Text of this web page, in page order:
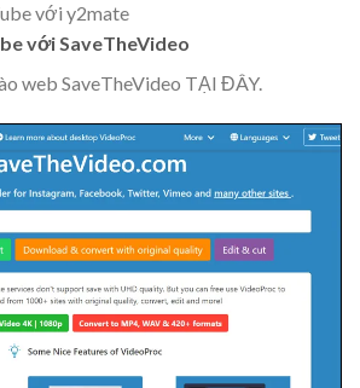
với y2mate
với SaveTheVideo
web SaveTheVideo TẠI ĐÂY.